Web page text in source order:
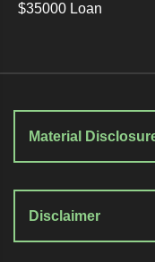
$35000 Loan
Material
Disclaimer